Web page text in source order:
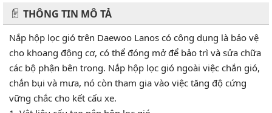
THÔNG TIN MÔ TẢ
Nắp hộp lọc gió trên Daewoo Lanos có công dụng là bảo vệ
cho khoang động cơ, có thể đóng mở để bảo trì và sửa chữa
các bộ phận bên trong. Nắp hộp lọc gió ngoài việc chắn gió,
chắn bụi và mưa, nó còn tham gia vào việc tăng độ cứng
vững chắc cho kết cấu xe.